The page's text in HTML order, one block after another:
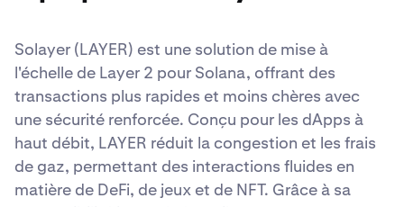
Solayer (LAYER) est une solution de mise à
l'échelle de Layer 2 pour Solana, offrant des
transactions plus rapides et moins chères avec
une sécurité renforcée. Conçu pour les dApps à
haut débit, LAYER réduit la congestion et les frais
de gaz, permettant des interactions fluides en
matière de DeFi, de jeux et de NFT. Grâce à sa